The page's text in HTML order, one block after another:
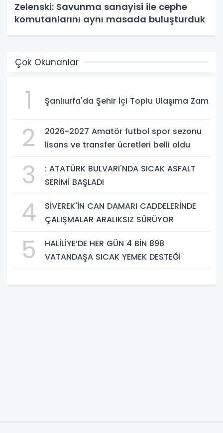
Zelenski: Savunma sanayisi ile cephe
komutanlarını aynı masada buluşturduk
Çok Okunanlar
1 Şanlıurfa'da Şehir İçi Toplu Ulaşıma Zam
2
2026-2027 Amatör futbol spor sezonu
lisans ve transfer ücretleri belli oldu
3
: ATATÜRK BULVARI'NDA SICAK ASFALT
SERİMİ BAŞLADI
4
SİVEREK'İN CAN DAMARI CADDELERİNDE
ÇALIŞMALAR ARALIKSIZ SÜRÜYOR
5
HALİLİYE’DE HER GÜN 4 BİN 898
VATANDAŞA SICAK YEMEK DESTEĞİ